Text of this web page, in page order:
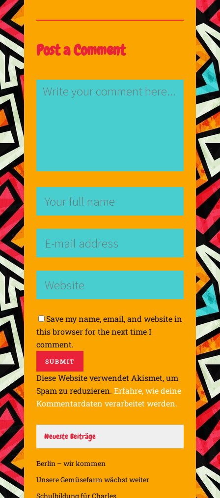
Post a Comment
Save my name, email, and website in
this browser for the next time I
comment.
Diese Website verwendet Akismet, um
Spam zu reduzieren. Erfahre, wie deine
Kommentardaten verarbeitet werden.
Neueste Beiträge
Berlin – wir kommen
Unsere Gemüsefarm wächst weiter
Schulbildung für Charles